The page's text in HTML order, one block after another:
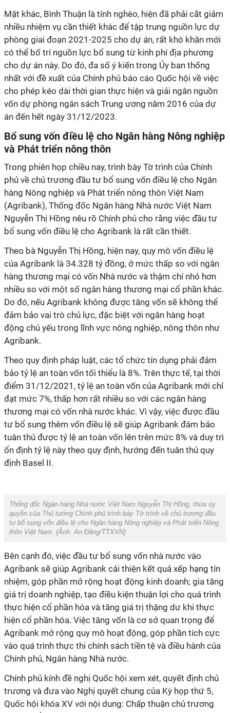
Mặt khác, Bình Thuận là tỉnh nghèo, hiện đã phải cắt giảm
nhiều nhiệm vụ cần thiết khác để tập trung nguồn lực dự
phòng giai đoạn 2021-2025 cho dự án, rất khó khăn mới
có thể bố trí nguồn lực bổ sung từ kinh phí địa phương
cho dự án này. Do đó, đa số ý kiến trong Ủy ban thống
nhất với đề xuất của Chính phủ báo cáo Quốc hội về việc
cho phép kéo dài thời gian thực hiện và giải ngân nguồn
vốn dự phòng ngân sách Trung ương năm 2016 của dự
án đến hết ngày 31/12/2023.
Bổ sung vốn điều lệ cho Ngân hàng Nông nghiệp
và Phát triển nông thôn
Trong phiên họp chiều nay, trình bày Tờ trình của Chính
phủ về chủ trương đầu tư bổ sung vốn điều lệ cho Ngân
hàng Nông nghiệp và Phát triển nông thôn Việt Nam
(Agribank), Thống đốc Ngân hàng Nhà nước Việt Nam
Nguyễn Thị Hồng nêu rõ Chính phủ cho rằng việc đầu tư
bổ sung vốn điều lệ cho Agribank là rất cần thiết.
Theo bà Nguyễn Thị Hồng, hiện nay, quy mô vốn điều lệ
của Agribank là 34.328 tỷ đồng, ở mức thấp so với ngân
hàng thương mại có vốn Nhà nước và thậm chí nhỏ hơn
nhiều so với một số ngân hàng thương mại cổ phần khác.
Do đó, nếu Agribank không được tăng vốn sẽ không thể
đảm bảo vai trò chủ lực, đặc biệt với ngân hàng hoạt
động chủ yếu trong lĩnh vực nông nghiệp, nông thôn như
Agribank.
Theo quy định pháp luật, các tổ chức tín dụng phải đảm
bảo tỷ lệ an toàn vốn tối thiểu là 8%. Trên thực tế, tại thời
điểm 31/12/2021, tỷ lệ an toàn vốn của Agribank mới chỉ
đạt mức 7%, thấp hơn rất nhiều so với các ngân hàng
thương mại có vốn nhà nước khác. Vì vậy, việc được đầu
tư bổ sung thêm vốn điều lệ sẽ giúp Agribank đảm bảo
tuân thủ được tỷ lệ an toàn vốn lên trên mức 8% và duy trì
ổn định tỷ lệ này theo quy định, hướng đến tuân thủ quy
định Basel II.
Thống đốc Ngân hàng Nhà nước Việt Nam Nguyễn Thị Hồng, thừa ủy
quyền của Thủ tướng Chính phủ trình bày Tờ trình về chủ trương đầu
tư bổ sung vốn điều lệ cho Ngân hàng Nông nghiệp và Phát triển Nông
thôn Việt Nam. (Ảnh:An Đăng/TTXVN)
Bên cạnh đó, việc đầu tư bổ sung vốn nhà nước vào
Agribank sẽ giúp Agribank cải thiện kết quả xếp hạng tín
nhiệm, góp phần mở rộng hoạt động kinh doanh; gia tăng
giá trị doanh nghiệp, tạo điều kiện thuận lợi cho quá trình
thực hiện cổ phần hóa và tăng giá trị thặng dư khi thực
hiện cổ phần hóa. Việc tăng vốn là cơ sở quan trọng để
Agribank mở rộng quy mô hoạt động, góp phần tích cực
vào quá trình thực thi chính sách tiền tệ và điều hành của
Chính phủ, Ngân hàng Nhà nước.
Chính phủ kính đề nghị Quốc hội xem xét, quyết định chủ
trương và đưa vào Nghị quyết chung của Kỳ họp thứ 5,
Quốc hội khóa XV với nội dung: Chấp thuận chủ trương